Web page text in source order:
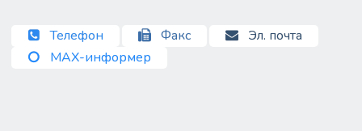
Телефон Факс
Эл. почта
MAX-информер